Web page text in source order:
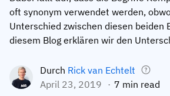
Zertifikate & Lizenzen
Frontline Skills App
Compliance
Betriebsleiter
ICT-Manager
Auditor
Intersnack
JDE Coffee
Syngenta
AG5-Status
Unterstützung
Unternehmen
oft synonym verwendet werden,
Unterschied zwischen diesen beiden
diesem Blog erklären wir den
Durch Rick van Echtelt
April 23, 2019
7 min read